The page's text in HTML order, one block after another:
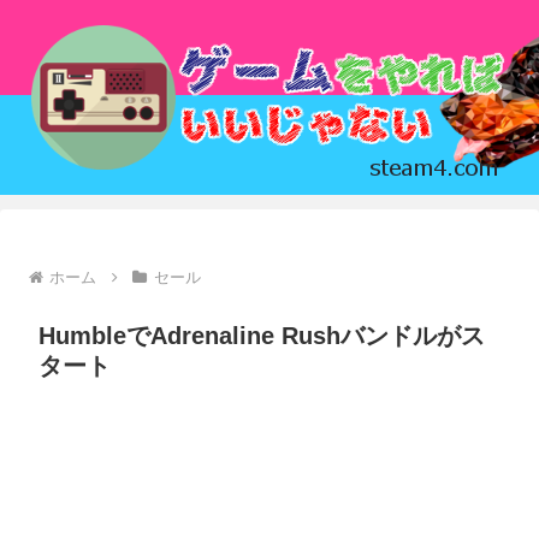
ホーム セール
HumbleでAdrenaline Rushバンドルがス
タート